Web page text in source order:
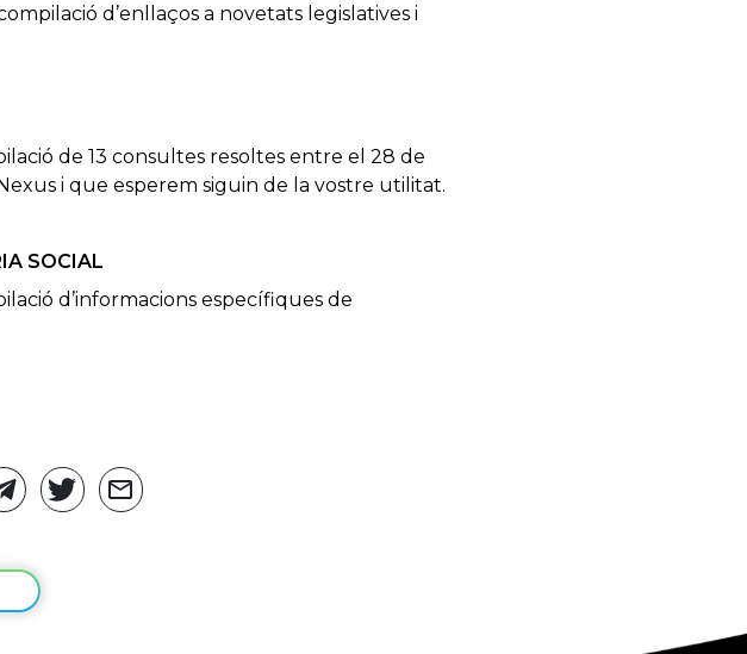
d’enllaços a novetats legislatives i
de 13 consultes resoltes entre el 28 de
i que esperem siguin de la vostre utilitat.
SOCIAL
d’informacions específiques de